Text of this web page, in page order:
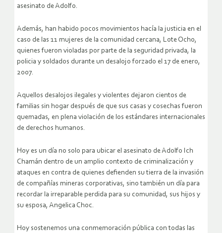
asesinato de Adolfo.
Además, han habido pocos movimientos hacía la justicia en el
caso de las 11 mujeres de la comunidad cercana, Lote Ocho,
quienes fueron violadas por parte de la seguridad privada, la
policia y soldados durante un desalojo forzado el 17 de enero,
2007.
Aquellos desalojos ilegales y violentes dejaron cientos de
familias sin hogar después de que sus casas y cosechas fueron
quemadas, en plena violación de los estándares internacionales
de derechos humanos.
Hoy es un día no solo para ubicar el asesinato de Adolfo Ich
Chamán dentro de un amplio contexto de criminalización y
ataques en contra de quienes defienden su tierra de la invasión
de compañías mineras corporativas, sino también un día para
recordar la irreparable perdida para su comunidad, sus hijos y
su esposa, Angelica Choc.
Hoy sostenemos una conmemoración pública con todas las